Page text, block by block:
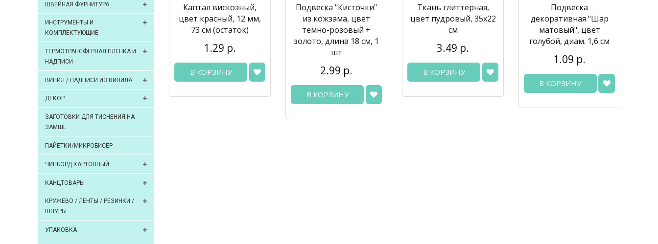
ШВЕЙНАЯ ФУРНИТУРА
ИНСТРУМЕНТЫ И
КОМПЛЕКТУЮЩИЕ
ТЕРМОТРАНСФЕРНАЯ ПЛЕНКА И
НАДПИСИ
ВИНИЛ / НАДПИСИ ИЗ ВИНИЛА
ДЕКОР
ЗАГОТОВКИ ДЛЯ ТИСНЕНИЯ НА
ЗАМШЕ
ПАЙЕТКИ/МИКРОБИСЕР
ЧИПБОРД КАРТОННЫЙ
КАНЦТОВАРЫ
КРУЖЕВО / ЛЕНТЫ / РЕЗИНКИ /
ШНУРЫ
УПАКОВКА
Каптал вискозный,
цвет красный, 12 мм,
73 см (остаток)
1.29 р.
В КОРЗИНУ
Подвеска "Кисточки"
из кожзама, цвет
темно-розовый +
золото, длина 18 см, 1
шт
2.99 р.
В КОРЗИНУ
Ткань глиттерная,
цвет пудровый, 35х22
см
3.49 р.
В КОРЗИНУ
Подвеска
декоративная "Шар
матовый", цвет
голубой, диам. 1,6 см
1.09 р.
В КОРЗИНУ